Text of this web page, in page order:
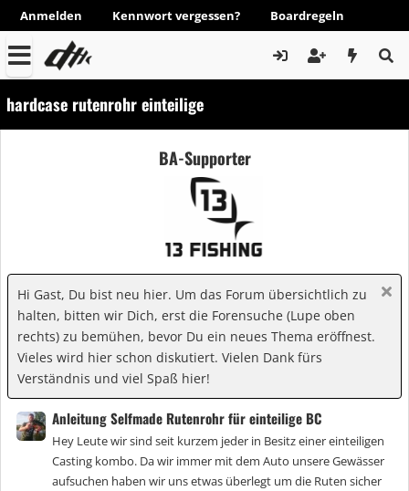
Anmelden Kennwort vergessen? Boardregeln
hardcase rutenrohr einteilige
BA-Supporter
Hi Gast, Du bist neu hier. Um das Forum übersichtlich zu
halten, bitten wir Dich, erst die Forensuche (Lupe oben
rechts) zu bemühen, bevor Du ein neues Thema eröffnest.
Vieles wird hier schon diskutiert. Vielen Dank fürs
Verständnis und viel Spaß hier!
Anleitung Selfmade Rutenrohr für einteilige BC
Hey Leute wir sind seit kurzem jeder in Besitz einer einteiligen
Casting kombo. Da wir immer mit dem Auto unsere Gewässer
aufsuchen haben wir uns etwas überlegt um die Ruten sicher